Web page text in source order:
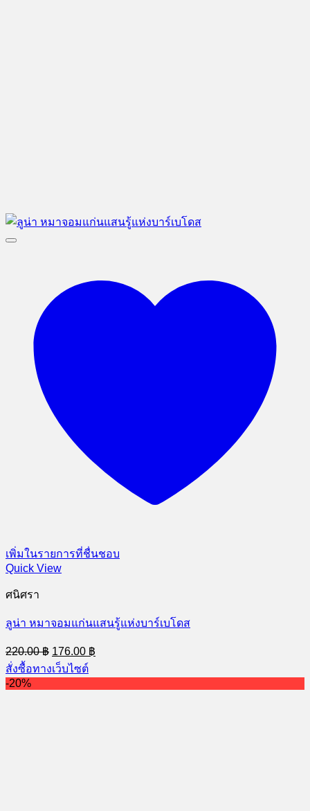
เพิ่มในรายการที่ชื่นชอบ
Quick View
ศนิศรา
ลูน่า หมาจอมแก่นแสนรู้แห่งบาร์เบโดส
220.00฿ Original
price
was:
220.00 ฿.
176.00 ฿
price
176.00 ฿.
สั่งซื้อทางเว็บไซต์
-20%